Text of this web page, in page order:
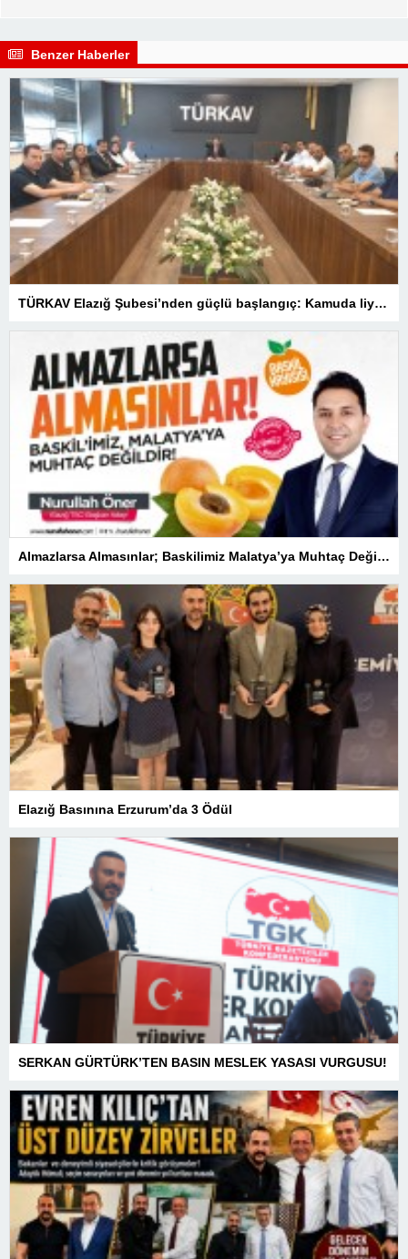
Benzer Haberler
TÜRKAV Elazığ Şubesi’nden güçlü başlangıç: Kamuda liyakatin en gür sesi olacağız
Almazlarsa Almasınlar; Baskilimiz Malatya’ya Muhtaç Değildir
Elazığ Basınına Erzurum’da 3 Ödül
SERKAN GÜRTÜRK’TEN BASIN MESLEK YASASI VURGUSU!